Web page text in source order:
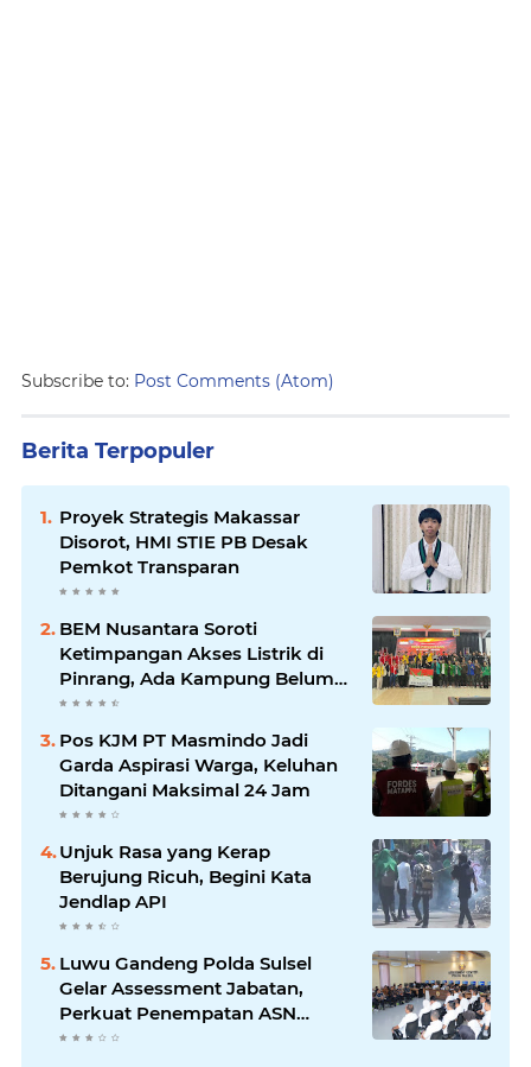
Subscribe to: Post Comments (Atom)
Berita Terpopuler
Proyek Strategis Makassar
Disorot, HMI STIE PB Desak
Pemkot Transparan
BEM Nusantara Soroti
Ketimpangan Akses Listrik di
Pinrang, Ada Kampung Belum
Terlayani
Pos KJM PT Masmindo Jadi
Garda Aspirasi Warga, Keluhan
Ditangani Maksimal 24 Jam
Unjuk Rasa yang Kerap
Berujung Ricuh, Begini Kata
Jendlap API
Luwu Gandeng Polda Sulsel
Gelar Assessment Jabatan,
Perkuat Penempatan ASN
Berbasis Kompetensi